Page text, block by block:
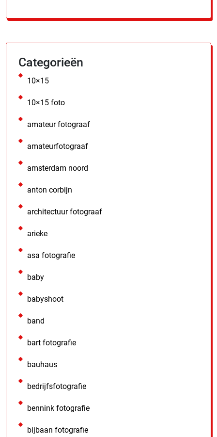
Categorieën
10×15
10×15 foto
amateur fotograaf
amateurfotograaf
amsterdam noord
anton corbijn
architectuur fotograaf
arieke
asa fotografie
baby
babyshoot
band
bart fotografie
bauhaus
bedrijfsfotografie
bennink fotografie
bijbaan fotografie